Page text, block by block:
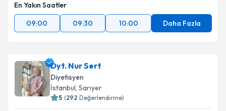
En Yakın Saatler
09:00
09:30 10:00 Daha Fazla
Dyt. Nur Sert
Diyetisyen
İstanbul, Sarıyer
5 (292 Değerlendirme)